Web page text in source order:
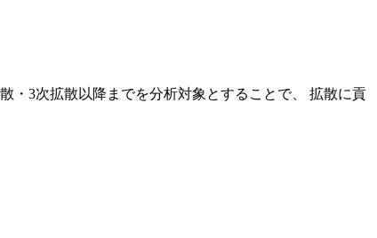
・3次拡散以降までを分析対象とすることで、 拡散に貢